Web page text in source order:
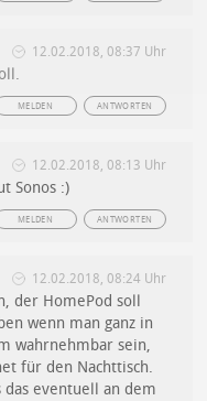
12.02.2018, 08:37 Uhr
ANTWORTEN
MELDEN
12.02.2018, 08:13 Uhr
Sonos :)
ANTWORTEN
MELDEN
12.02.2018, 08:24 Uhr
der HomePod soll
wenn man ganz in
wahrnehmbar sein,
für den Nachttisch.
eventuell an dem